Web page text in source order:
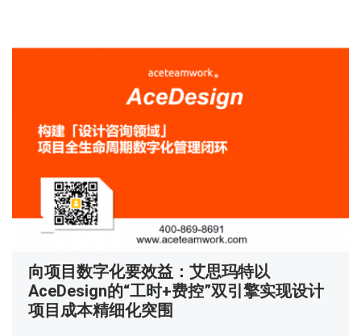
向项目数字化要效益：艾思玛特以
AceDesign的“工时+费控”双引擎实现设计
项目成本精细化突围